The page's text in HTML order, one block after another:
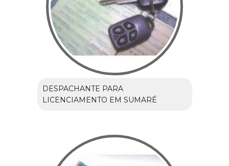
DESPACHANTE PARA
LICENCIAMENTO EM SUMARÉ